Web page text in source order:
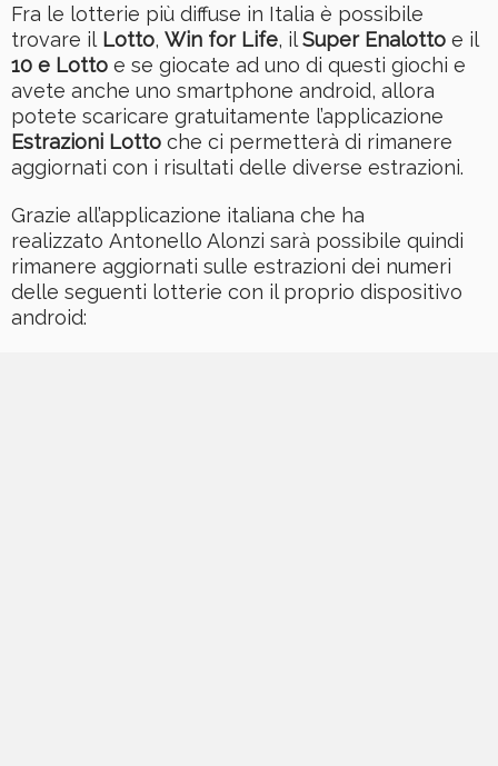
Fra le lotterie più diffuse in Italia è possibile
trovare il Lotto, Win for Life, ilSuper Enalotto e il
10 e Lotto e se giocate ad uno di questi giochi e
avete anche uno smartphone android, allora
potete scaricare gratuitamente l’applicazione
Estrazioni Lotto che ci permetterà di rimanere
aggiornati con i risultati delle diverse estrazioni.
Grazie all’applicazione italiana che ha
realizzato Antonello Alonzi sarà possibile quindi
rimanere aggiornati sulle estrazioni dei numeri
delle seguenti lotterie con il proprio dispositivo
android: